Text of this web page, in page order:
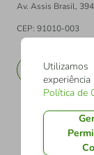
Av. Assis Brasil,
CEP: 91010-003
EN
Política de